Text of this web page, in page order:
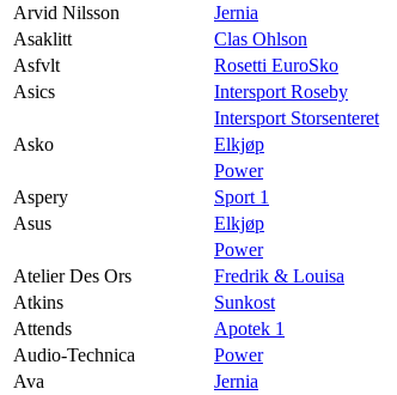
Arvid Nilsson
Jernia
Asaklitt
Clas Ohlson
Asfvlt
Rosetti EuroSko
Asics
Intersport Roseby
Intersport Storsenteret
Asko
Elkjøp
Power
Aspery
Sport 1
Asus
Elkjøp
Power
Atelier Des Ors
Fredrik & Louisa
Atkins
Sunkost
Attends
Apotek 1
Audio-Technica
Power
Ava
Jernia